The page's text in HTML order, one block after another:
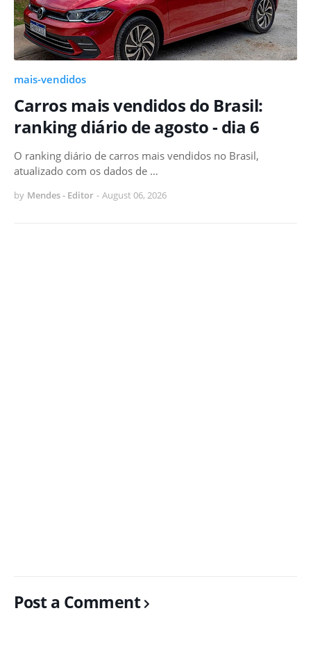
mais-vendidos
Carros mais vendidos do Brasil:
ranking diário de agosto - dia 6
O ranking diário de carros mais vendidos no Brasil,
atualizado com os dados de …
by Mendes - Editor - August 06, 2026
Post a Comment